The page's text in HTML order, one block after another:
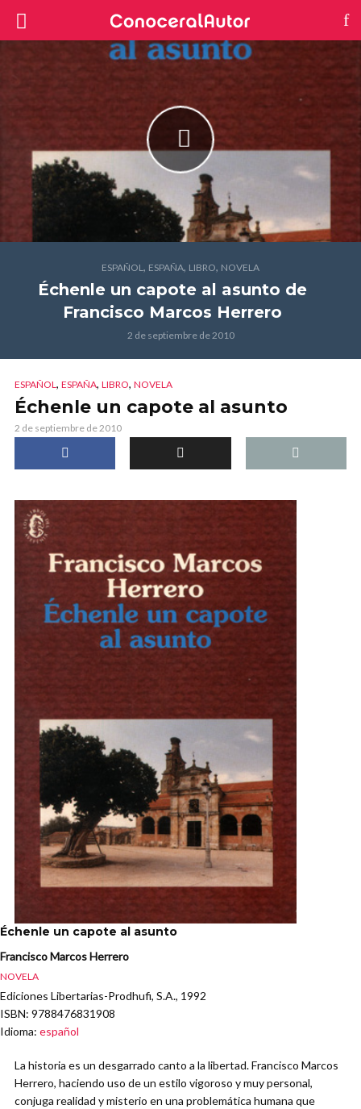
ESPAÑOL, ESPAÑA, LIBRO, NOVELA
Échenle un capote al asunto de
Francisco Marcos Herrero
2 de septiembre de 2010
ESPAÑOL, ESPAÑA, LIBRO, NOVELA
Échenle un capote al asunto
2 de septiembre de 2010
Échenle un capote al asunto
Francisco Marcos Herrero
NOVELA
Ediciones Libertarias-Prodhufi, S.A., 1992
ISBN: 9788476831908
Idioma: español
La historia es un desgarrado canto a la libertad. Francisco Marcos
Herrero, haciendo uso de un estilo vigoroso y muy personal,
conjuga realidad y misterio en una problemática humana que